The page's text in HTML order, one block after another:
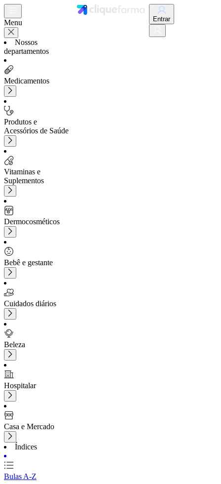
Menu
Nossos
departamentos
Medicamentos
Produtos e
Acessórios de Saúde
Vitaminas e
Suplementos
Dermocosméticos
Bebê e gestante
Cuidados diários
Beleza
Hospitalar
Casa e Mercado
Índices
Bulas A-Z
Entrar